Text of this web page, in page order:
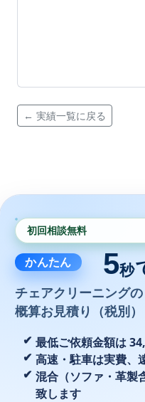
← 実績一覧に戻る
初回相談無料
かんたん 5秒
チェアクリーニングの
概算お見積り（税別）
最低ご依頼金額は
高速・駐車は実費、
混合（ソファ・革製
致します